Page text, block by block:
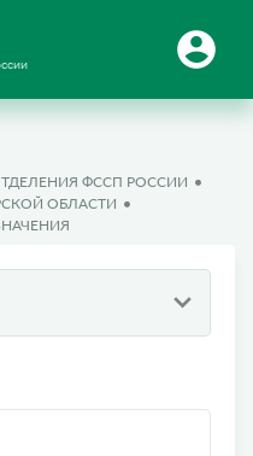
ФССП РОССИИ
ОБЛАСТИ